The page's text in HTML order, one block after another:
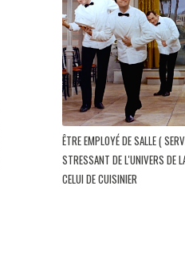
ÊTRE EMPLOYÉ DE SALLE (
STRESSANT DE L'UNIVERS DE
CELUI DE CUISINIER